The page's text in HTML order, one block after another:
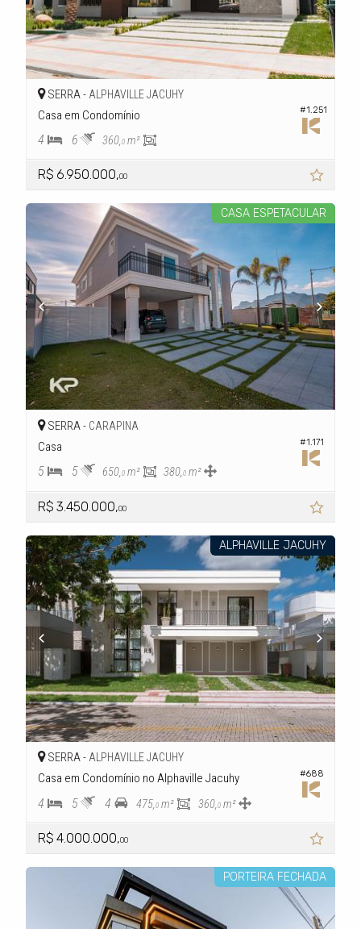
#1.251
SERRA - ALPHAVILLE JACUHY
Casa em Condomínio
4 6 360,0m²
R$ 6.950.000,00
CASA ESPETACULAR
#1.171
SERRA - CARAPINA
Casa
5 5 650,0m² 380,0 m²
R$ 3.450.000,00
ALPHAVILLE JACUHY
#688
SERRA - ALPHAVILLE JACUHY
Casa em Condomínio no Alphaville Jacuhy
4 5 4 475,0 m² 360,0 m²
R$ 4.000.000,00
PORTEIRA FECHADA